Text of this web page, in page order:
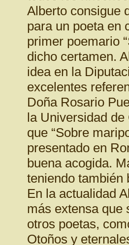
Alberto consigue
para un poeta en
primer poemario
dicho certamen.
idea en la
excelentes
Doña Rosario
la Universidad
que “Sobre
presentado en
buena acogida.
teniendo también
En la actualidad
más extensa que
otros poetas,
Otoños y